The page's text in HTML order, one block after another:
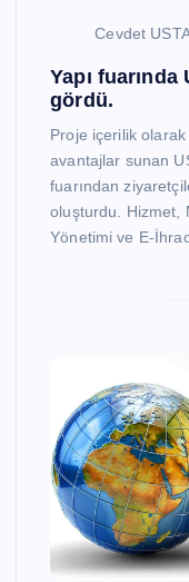
Cevdet
Yapı
gördü.
Proje içerilik
avantajlar sunan
fuarından
oluşturdu. Hizmet,
Yönetimi ve E-